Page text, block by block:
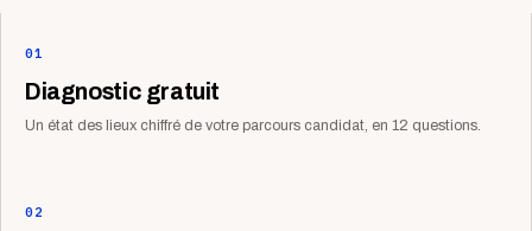
01
Diagnostic gratuit
Un état des lieux chiffré de votre parcours candidat, en 12 questions.
02